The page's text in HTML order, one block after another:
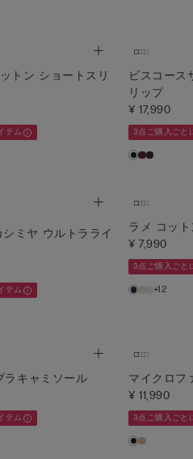
トン ショートスリ
テム
ビスコース
リップ
¥ 17,990
3点ご購入ごと
ミヤ ウルトラライ
テム
ラメ コッ
¥ 7,990
3点ご購入ごと
+12
ラキャミソール
テム
マイクロフ
¥ 11,990
3点ご購入ごと